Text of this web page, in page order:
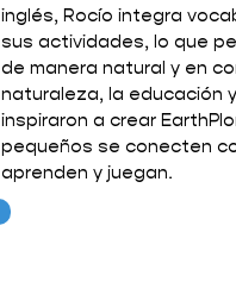
inglés, Rocío integra
sus actividades, lo que
de manera natural y en
naturaleza, la educación
inspiraron a crear
pequeños se conecten
aprenden y juegan.